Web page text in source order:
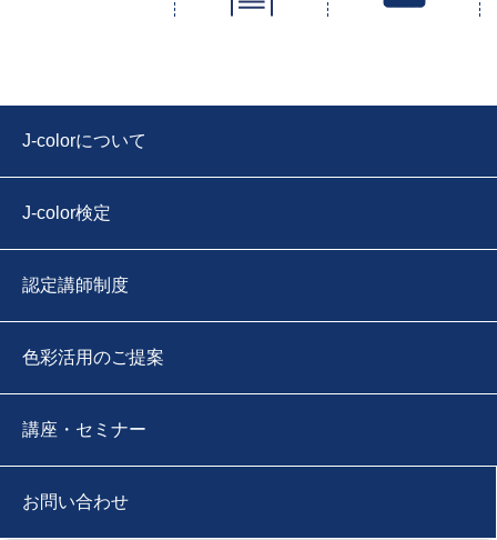
J-colorについて
J-color検定
認定講師制度
色彩活用のご提案
講座・セミナー
お問い合わせ